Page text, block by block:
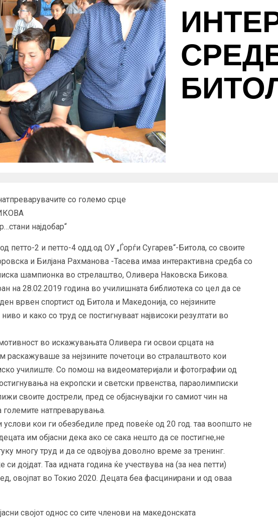
со големо срце
најдобар“
петто-2 и петто-4 одд.од ОУ „Ѓорѓи Сугарев“-Битола, со своите
и Билјана Рахманова -Тасева имаа интерактивна средба со
шампионка во стрелаштво, Оливера Наковска Бикова.
на 28.02.2019 година во училишната библиотека со цел да се
врвен спортист од Битола и Македонија, со нејзините
и како со труд се постигнуваат највисоки резултати во
во искажувањата Оливера ги освои срцата на
раскажуваше за нејзините почетоци во стралаштвото кои
училиште. Со помош на видеоматеријали и фотографии од
на екропски и светски првенства, параолимписки
своите дострели, пред се објаснувајки го самиот чин на
големите натпреварувања.
кои ги обезбедиле пред повеќе од 20 год. таа воопшто не
им објасни дека ако се сака нешто да се постигне,не
многу труд и да се одвојува доволно време за тренинг.
си дојдат. Таа идната година ќе учествува на (за неа петти)
овојпат во Токио 2020. Децата беа фасцинирани и од оваа
својот однос со сите членови на македонската